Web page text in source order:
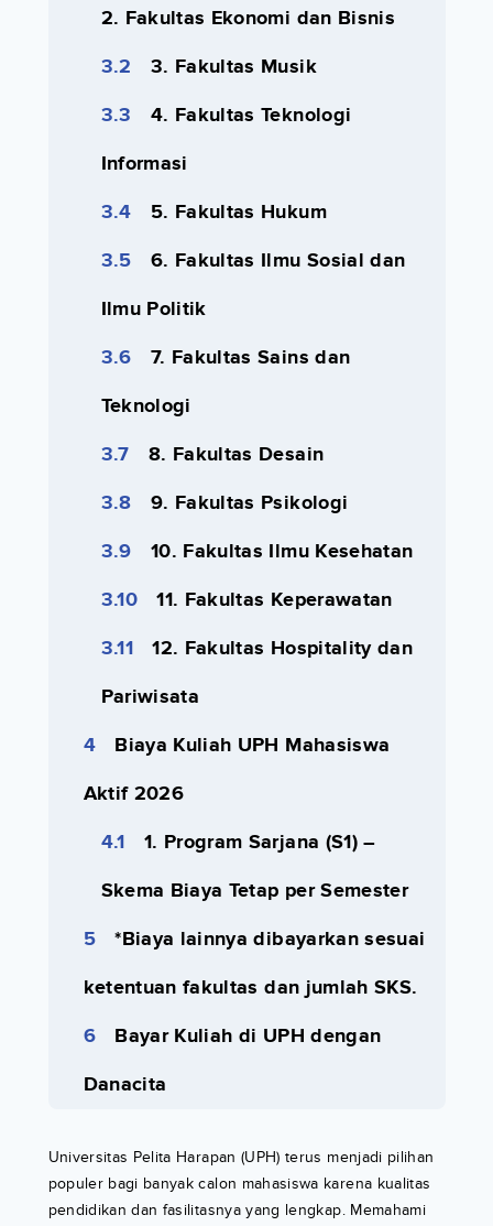
2. Fakultas Ekonomi dan Bisnis
3. Fakultas Musik
4. Fakultas Teknologi
Informasi
5. Fakultas Hukum
6. Fakultas Ilmu Sosial dan
Ilmu Politik
7. Fakultas Sains dan
Teknologi
8. Fakultas Desain
9. Fakultas Psikologi
10. Fakultas Ilmu Kesehatan
11. Fakultas Keperawatan
12. Fakultas Hospitality dan
Pariwisata
Biaya Kuliah UPH Mahasiswa
Aktif 2026
1. Program Sarjana (S1) –
Skema Biaya Tetap per Semester
*Biaya lainnya dibayarkan sesuai
ketentuan fakultas dan jumlah SKS.
Bayar Kuliah di UPH dengan
Danacita
Universitas Pelita Harapan (UPH) terus menjadi pilihan
populer bagi banyak calon mahasiswa karena kualitas
pendidikan dan fasilitasnya yang lengkap. Memahami